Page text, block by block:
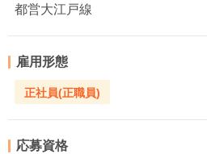
都営大江戸線
雇用形態
正社員(正職員)
応募資格